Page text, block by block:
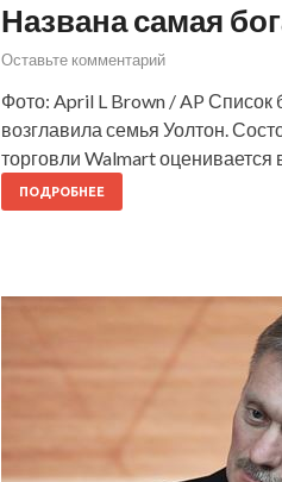
Названа самая
Оставьте комментарий
Фото: April L Brown / AP Список
возглавила семья Уолтон.
торговли Walmart
ПОДРОБНЕЕ